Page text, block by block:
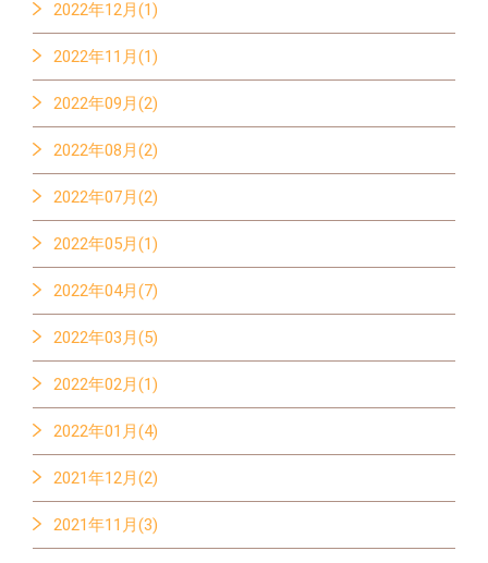
2022年12月(1)
2022年11月(1)
2022年09月(2)
2022年08月(2)
2022年07月(2)
2022年05月(1)
2022年04月(7)
2022年03月(5)
2022年02月(1)
2022年01月(4)
2021年12月(2)
2021年11月(3)